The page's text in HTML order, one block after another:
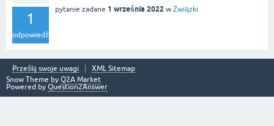
1
odpowiedź
pytanie zadane 1 września 2022 w Związki
Prześlij swoje uwagi
XML Sitemap
Snow Theme by Q2A Market
Powered by Question2Answer